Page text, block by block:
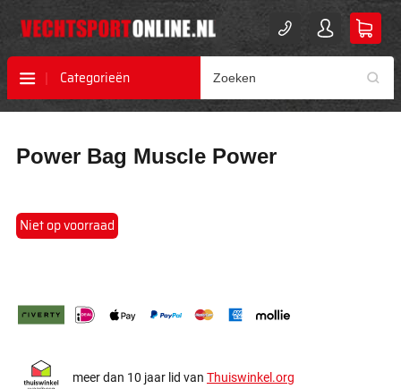
Categorieën
naar
de
naar
de
Power Bag Muscle Power
Niet op voorraad
meer dan 10 jaar lid van Thuiswinkel.org